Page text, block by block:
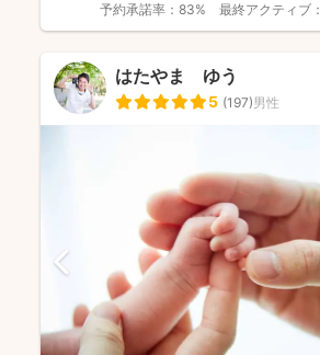
予約承諾率： 83% 最終アクティブ：
はたやま ゆう
5 (197)男性